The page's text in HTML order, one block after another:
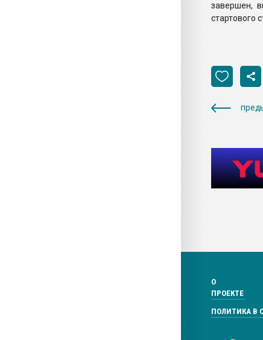
завершен,
стартового
О
ПРОЕКТЕ
ПОЛИТИКА В